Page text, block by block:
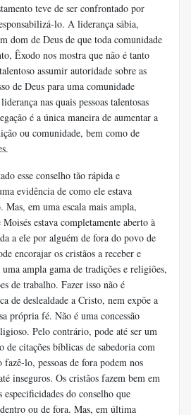
teve de ser confrontado por
lo. A liderança sábia,
dom de Deus de que toda comunidade
Êxodo nos mostra que não é tanto
assumir autoridade sobre as
de Deus para uma comunidade
nas quais pessoas talentosas
é a única maneira de aumentar a
ou comunidade, bem como de
esse conselho tão rápida e
evidência de como ele estava
Mas, em uma escala mais ampla,
estava completamente aberto à
a ele por alguém de fora do povo de
encorajar os cristãos a receber e
ampla gama de tradições e religiões,
de trabalho. Fazer isso não é
de deslealdade a Cristo, nem expõe a
própria fé. Não é uma concessão
Pelo contrário, pode até ser um
de citações bíblicas de sabedoria com
lo, pessoas de fora podem nos
inseguros. Os cristãos fazem bem em
do conselho que
ou de fora. Mas, em última